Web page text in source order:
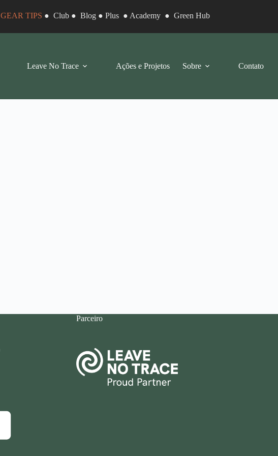
GEAR TIPS ● Club● Blog● Plus● Academy● Green Hub
Leave No Trace Ações e Projetos Sobre Contato
Parceiro